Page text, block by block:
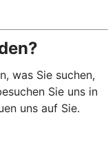
was Sie suchen,
Sie uns in
uns auf Sie.